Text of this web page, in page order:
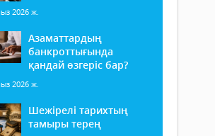
2026 ж.
Азаматтардың
банкроттығында
қандай өзгеріс бар?
2026 ж.
Шежірелі тарихтың
тамыры терең